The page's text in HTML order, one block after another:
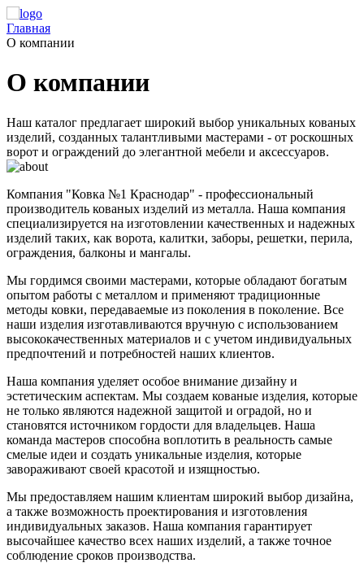
Главная
О компании
О компании
Наш каталог предлагает широкий выбор уникальных кованых
изделий, созданных талантливыми мастерами - от роскошных
ворот и ограждений до элегантной мебели и аксессуаров.
Компания "Ковка №1 Краснодар" - профессиональный
производитель кованых изделий из металла. Наша компания
специализируется на изготовлении качественных и надежных
изделий таких, как ворота, калитки, заборы, решетки, перила,
ограждения, балконы и мангалы.
Мы гордимся своими мастерами, которые обладают богатым
опытом работы с металлом и применяют традиционные
методы ковки, передаваемые из поколения в поколение. Все
наши изделия изготавливаются вручную с использованием
высококачественных материалов и с учетом индивидуальных
предпочтений и потребностей наших клиентов.
Наша компания уделяет особое внимание дизайну и
эстетическим аспектам. Мы создаем кованые изделия, которые
не только являются надежной защитой и оградой, но и
становятся источником гордости для владельцев. Наша
команда мастеров способна воплотить в реальность самые
смелые идеи и создать уникальные изделия, которые
завораживают своей красотой и изящностью.
Мы предоставляем нашим клиентам широкий выбор дизайна,
а также возможность проектирования и изготовления
индивидуальных заказов. Наша компания гарантирует
высочайшее качество всех наших изделий, а также точное
соблюдение сроков производства.